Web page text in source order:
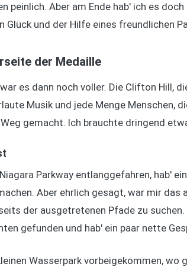
peinlich. Aber am Ende hab' ich es
Glück und der Hilfe eines freundlichen
der Medaille
es dann noch voller. Die Clifton Hill,
Musik und jede Menge Menschen,
gemacht. Ich brauchte dringend
Parkway entlanggefahren, hab'
Aber ehrlich gesagt, war mir
der ausgetretenen Pfade zu
gefunden und hab' ein paar nette
Wasserpark vorbeigekommen,